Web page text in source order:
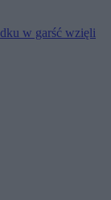
w garść wzięli